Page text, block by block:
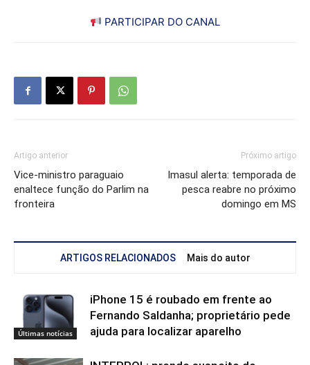
PARTICIPAR DO CANAL
Artigo anterior
Vice-ministro paraguaio
enaltece função do Parlim na
fronteira
Próximo artigo
Imasul alerta: temporada de
pesca reabre no próximo
domingo em MS
ARTIGOS RELACIONADOS Mais do autor
Últimas notícias
iPhone 15 é roubado em frente ao
Fernando Saldanha; proprietário pede
ajuda para localizar aparelho